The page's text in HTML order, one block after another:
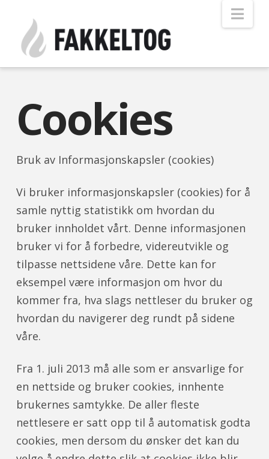
Cookies
Bruk av Informasjonskapsler (cookies)
Vi bruker informasjonskapsler (cookies) for å
samle nyttig statistikk om hvordan du
bruker innholdet vårt. Denne informasjonen
bruker vi for å forbedre, videreutvikle og
tilpasse nettsidene våre. Dette kan for
eksempel være informasjon om hvor du
kommer fra, hva slags nettleser du bruker og
hvordan du navigerer deg rundt på sidene
våre.
Fra 1. juli 2013 må alle som er ansvarlige for
en nettside og bruker cookies, innhente
brukernes samtykke. De aller fleste
nettlesere er satt opp til å automatisk godta
cookies, men dersom du ønsker det kan du